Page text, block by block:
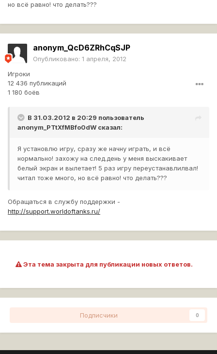
но всё равно! что делать???
anonym_QcD6ZRhCqSJP
Опубликовано: 1 апреля, 2012
Игроки
12 436 публикаций
1 180 боёв
В 31.03.2012 в 20:29 пользователь
anonym_PTtXfMBfo0dW сказал:
Я установлю игру, сразу же начну играть, и всё
нормально! захожу на след.день у меня выскакивает
белый экран и вылетает! 5 раз игру переустанавлилвал!
читал тоже много, но всё равно! что делать???
Обращаться в службу поддержки -
http://support.worldoftanks.ru/
Эта тема закрыта для публикации новых ответов.
Подписчики 0